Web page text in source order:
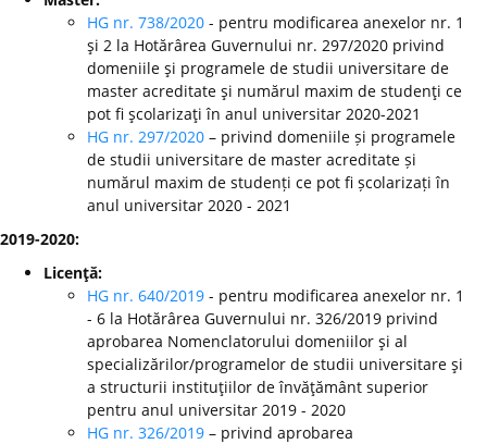
HG nr. 738/2020 - pentru modificarea anexelor nr. 1
şi 2 la Hotărârea Guvernului nr. 297/2020 privind
domeniile şi programele de studii universitare de
master acreditate şi numărul maxim de studenţi ce
pot fi şcolarizaţi în anul universitar 2020-2021
HG nr. 297/2020 – privind domeniile și programele
de studii universitare de master acreditate și
numărul maxim de studenți ce pot fi școlarizați în
anul universitar 2020 - 2021
2019-2020:
Licenţă:
HG nr. 640/2019 - pentru modificarea anexelor nr. 1
- 6 la Hotărârea Guvernului nr. 326/2019 privind
aprobarea Nomenclatorului domeniilor şi al
specializărilor/programelor de studii universitare şi
a structurii instituţiilor de învăţământ superior
pentru anul universitar 2019 - 2020
HG nr. 326/2019 – privind aprobarea